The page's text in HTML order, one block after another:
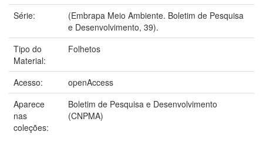
Série:
(Embrapa Meio Ambiente. Boletim de Pesquisa
e Desenvolvimento, 39).
Tipo do
Material:
Folhetos
Acesso:
openAccess
Aparece
nas
coleções:
Boletim de Pesquisa e Desenvolvimento
(CNPMA)